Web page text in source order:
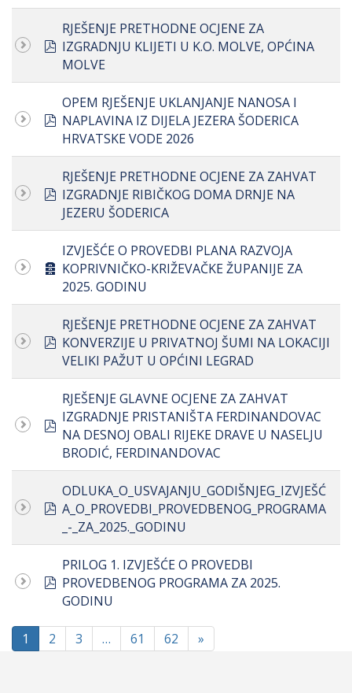
pdf
RJEŠENJE PRETHODNE OCJENE ZA
IZGRADNJU KLIJETI U K.O. MOLVE, OPĆINA
MOLVE
pdf
OPEM RJEŠENJE UKLANJANJE NANOSA I
NAPLAVINA IZ DIJELA JEZERA ŠODERICA
HRVATSKE VODE 2026
pdf
RJEŠENJE PRETHODNE OCJENE ZA ZAHVAT
IZGRADNJE RIBIČKOG DOMA DRNJE NA
JEZERU ŠODERICA
archive
IZVJEŠĆE O PROVEDBI PLANA RAZVOJA
KOPRIVNIČKO-KRIŽEVAČKE ŽUPANIJE ZA
2025. GODINU
pdf
RJEŠENJE PRETHODNE OCJENE ZA ZAHVAT
KONVERZIJE U PRIVATNOJ ŠUMI NA LOKACIJI
VELIKI PAŽUT U OPĆINI LEGRAD
pdf
RJEŠENJE GLAVNE OCJENE ZA ZAHVAT
IZGRADNJE PRISTANIŠTA FERDINANDOVAC
NA DESNOJ OBALI RIJEKE DRAVE U NASELJU
BRODIĆ, FERDINANDOVAC
pdf
ODLUKA_O_USVAJANJU_GODIŠNJEG_IZVJEŠĆ
A_O_PROVEDBI_PROVEDBENOG_PROGRAMA
_-_ZA_2025._GODINU
pdf
PRILOG 1. IZVJEŠĆE O PROVEDBI
PROVEDBENOG PROGRAMA ZA 2025.
GODINU
1 2 3 … 61 62 »